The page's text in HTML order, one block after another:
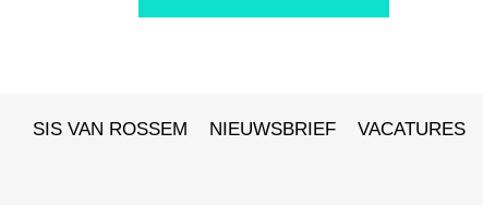
SIS VAN ROSSEM NIEUWSBRIEF VACATURES